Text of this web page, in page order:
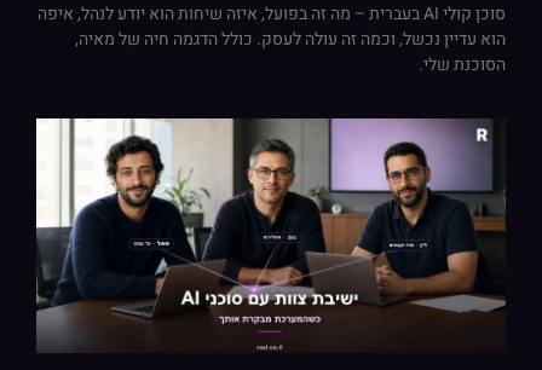
סוכן קולי AI בעברית – מה זה בפועל, איזה שיחות הוא יודע לנהל, איפה
הוא עדיין נכשל, וכמה זה עולה לעסק. כולל הדגמה חיה של מאיה,
הסוכנת שלי.